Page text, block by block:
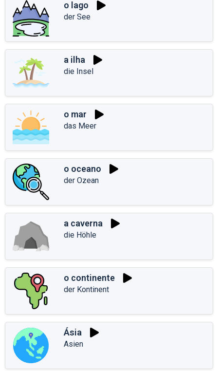
o lago
der See
a ilha
die Insel
o mar
das Meer
o oceano
der Ozean
a caverna
die Höhle
o continente
der Kontinent
Ásia
Asien